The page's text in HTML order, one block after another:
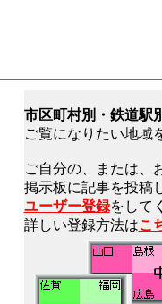
市区町村別・鉄道駅
ご覧になりたい地域
ご自分の、または、
ユーザー登録をして
詳しい登録方法はこ